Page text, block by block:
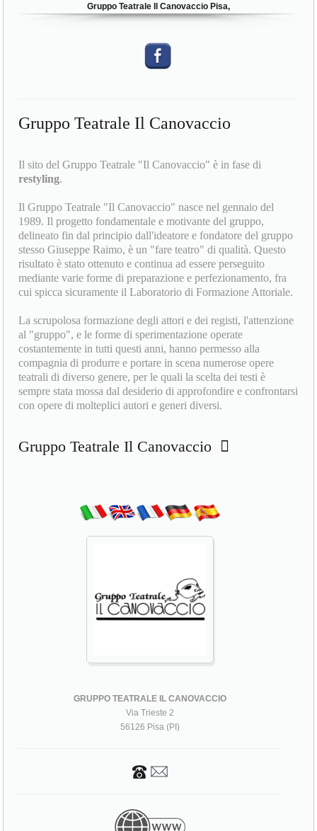
Gruppo Teatrale Il Canovaccio Pisa,
Gruppo Teatrale Il Canovaccio
Il sito del Gruppo Teatrale "Il Canovaccio" è in fase di
restyling.
Il Gruppo Teatrale "Il Canovaccio" nasce nel gennaio del
1989. Il progetto fondamentale e motivante del gruppo,
delineato fin dal principio dall'ideatore e fondatore del gruppo
stesso Giuseppe Raimo, è un "fare teatro" di qualità. Questo
risultato è stato ottenuto e continua ad essere perseguito
mediante varie forme di preparazione e perfezionamento, fra
cui spicca sicuramente il Laboratorio di Formazione Attoriale.
La scrupolosa formazione degli attori e dei registi, l'attenzione
al "gruppo", e le forme di sperimentazione operate
costantemente in tutti questi anni, hanno permesso alla
compagnia di produrre e portare in scena numerose opere
teatrali di diverso genere, per le quali la scelta dei testi è
sempre stata mossa dal desiderio di approfondire e confrontarsi
con opere di molteplici autori e generi diversi.
Gruppo Teatrale Il Canovaccio
GRUPPO TEATRALE IL CANOVACCIO
Via Trieste 2
56126 Pisa (PI)